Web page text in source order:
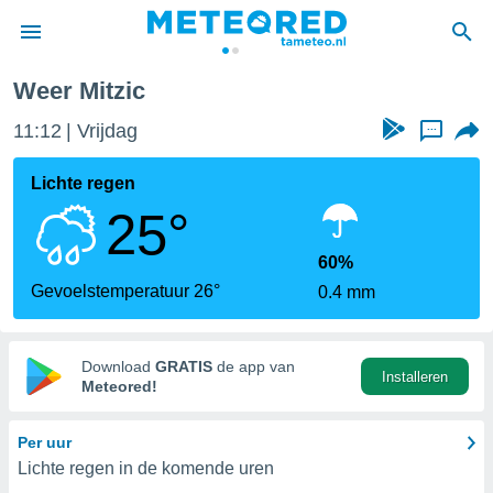
door
verstrekte
hoge
hebt de
voor
op basis
Weer Mitzic
11:12 Vrijdag ...
Lichte regen
25°
Gevoelstemperatuur 26°
60%
0.4 mm
Download GRATIS de app van
Meteored!
Installeren
Per uur
Lichte regen in de komende uren